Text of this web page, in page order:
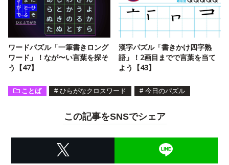
ワードパズル「一筆書きロング
ワード」！なが〜い言葉を探そ
う【47】
漢字パズル「書きかけ四字熟
語」！2画目までで言葉を当て
よう【43】
ことば # ひらがなクロスワード # 今日のパズル
この記事をSNSでシェア